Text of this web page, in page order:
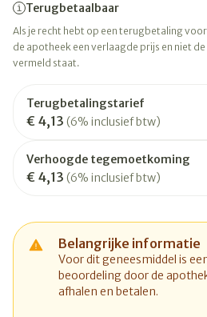
Terugbetaalbaar
Als je recht hebt op een terugbetaling
de apotheek een verlaagde prijs en niet
vermeld staat.
Terugbetalingstarief
€ 4,13 (6% inclusief btw)
Verhoogde tegemoetkoming
€ 4,13 (6% inclusief btw)
Belangrijke informatie
Voor dit geneesmiddel is
beoordeling door de
afhalen en betalen.